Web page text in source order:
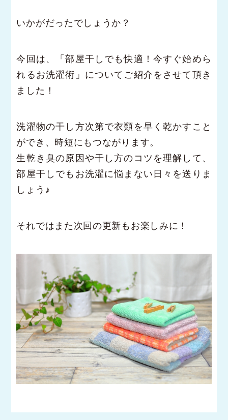
いかがだったでしょうか？
今回は、「部屋干しでも快適！今すぐ始めら
れるお洗濯術」についてご紹介をさせて頂き
ました！
洗濯物の干し方次第で衣類を早く乾かすこと
ができ、時短にもつながります。
生乾き臭の原因や干し方のコツを理解して、
部屋干しでもお洗濯に悩まない日々を送りま
しょう♪
それではまた次回の更新もお楽しみに！